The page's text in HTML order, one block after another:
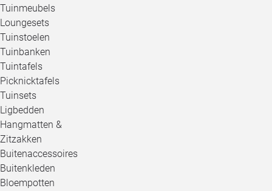
Tuinmeubels
Loungesets
Tuinstoelen
Tuinbanken
Tuintafels
Picknicktafels
Tuinsets
Ligbedden
Hangmatten &
Zitzakken
Buitenaccessoires
Buitenkleden
Bloempotten